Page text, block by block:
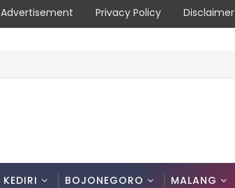
Advertisement Privacy Policy Disclaimer
KEDIRI BOJONEGORO MALANG